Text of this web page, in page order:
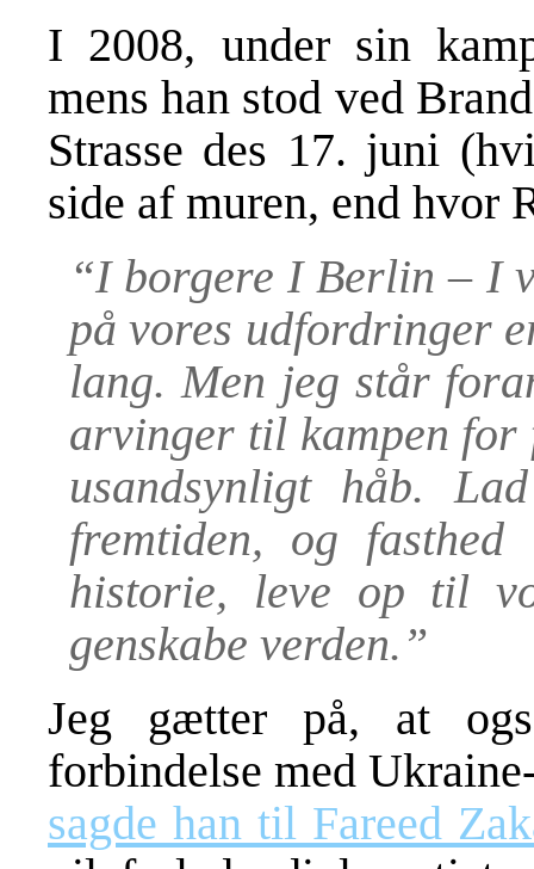
I 2008, under sin
mens han stod ved
Strasse des 17. juni
side af muren, end hvor
“I borgere I Berlin – I
på vores udfordringer
lang. Men jeg står
arvinger til kampen for
usandsynligt håb.
fremtiden, og
historie, leve op til
genskabe verden.”
Jeg gætter på, at
forbindelse med
sagde han til Fareed